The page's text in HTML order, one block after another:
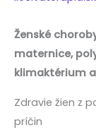
Ženské
maternice,
klimaktérium
Zdravie žien z
príčin